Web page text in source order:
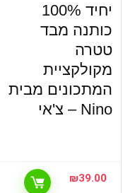
יחיד 100%
כותנה מבד
טטרה
מקולקציית
המתכונים מבית
Nino – צ'אי
₪39.00